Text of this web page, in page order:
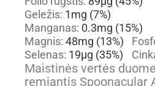
Geležis: 1mg (7%)
Manganas: 0.3mg (15%)
Magnis: 48mg (13%)
Selenas: 19µg (35%)
Maistinės vertės duomenys paskaičiuot
remiantis Spoonacular